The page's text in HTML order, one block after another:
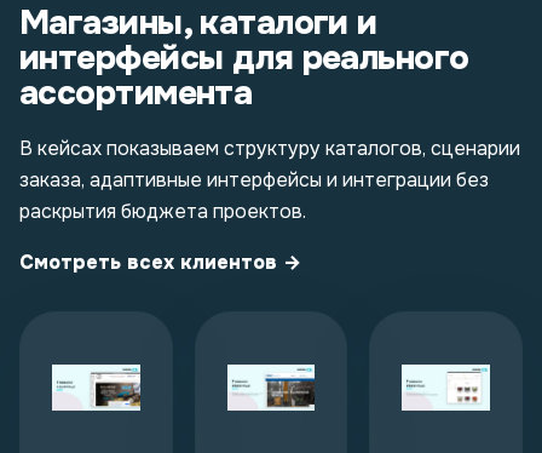
Магазины, каталоги и
интерфейсы для реального
ассортимента
В кейсах показываем структуру каталогов, сценарии
заказа, адаптивные интерфейсы и интеграции без
раскрытия бюджета проектов.
Смотреть всех клиентов →